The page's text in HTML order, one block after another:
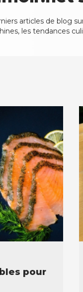
articles de blog
les tendances
pour